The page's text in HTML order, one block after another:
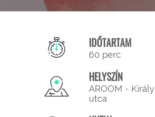
IDŐTARTAM
60 perc
HELYSZÍN
AROOM - Király
utca